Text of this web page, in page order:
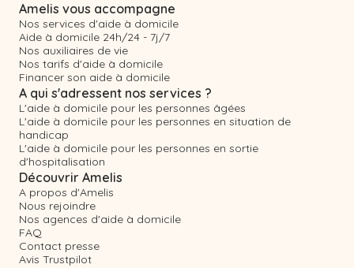
Amelis vous accompagne
Nos services d'aide à domicile
Aide à domicile 24h/24 - 7j/7
Nos auxiliaires de vie
Nos tarifs d'aide à domicile
Financer son aide à domicile
A qui s'adressent nos services ?
L'aide à domicile pour les personnes âgées
L'aide à domicile pour les personnes en situation de
handicap
L'aide à domicile pour les personnes en sortie
d'hospitalisation
Découvrir Amelis
A propos d'Amelis
Nous rejoindre
Nos agences d'aide à domicile
FAQ
Contact presse
Avis Trustpilot